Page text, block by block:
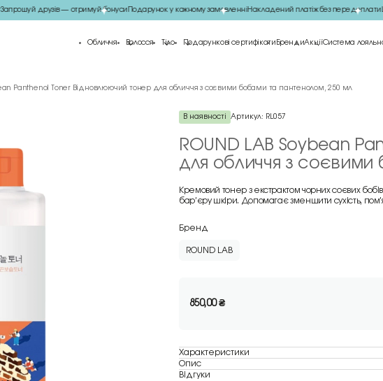
друзів — отримуй бонусиПодарунок у кожному замовленніНакладений платіж без передоплати
Обличчя Волосся Тіло Подарункові сертифікати БрендиАкціїСистема
Panthenol Toner Відновлюючий тонер для обличчя з соєвими бобами та пантенолом, 250 мл
В наявності Артикул: RL057
ROUND LAB Soybean
для обличчя з соєвими
Кремовий тонер з екстрактом чорних соєвих
бар’єру шкіри. Допомагає зменшити сухість,
Бренд
ROUND LAB
850,00₴
Характеристики
Опис
Відгуки